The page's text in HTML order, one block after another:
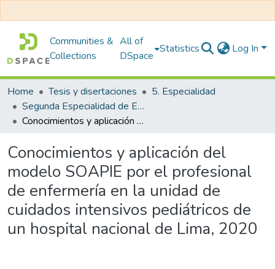
Communities &
Collections
All of
DSpace
Statistics Log In
Home Tesis y disertaciones
5. Especialidad
Segunda Especialidad de Enfermería en Cuidados Intensivos Pediátricos
Conocimientos y aplicación del modelo SOAPIE por el profesional de enfermería en la unidad de cuidados intensivos pediátricos de un hospital nacional de Lima, 2020
Conocimientos y aplicación del
modelo SOAPIE por el profesional
de enfermería en la unidad de
cuidados intensivos pediátricos de
un hospital nacional de Lima, 2020